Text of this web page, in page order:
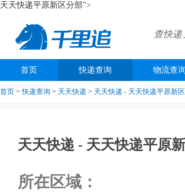
天天快递平原新区分部">
查快
首页 快递查询 物流查询
首页 >快递查询 > 天天快递 > 天天快递 - 天天快递平原新
天天快递 - 天天快递平原
所在区域：